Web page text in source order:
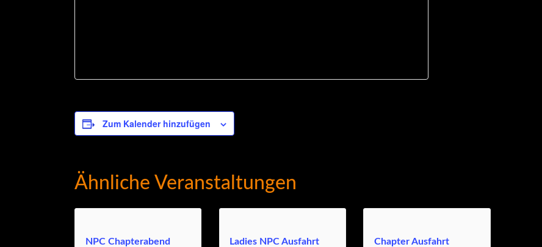
Zum Kalender hinzufügen
Ähnliche Veranstaltungen
NPC Chapterabend
Ladies NPC Ausfahrt Chapter Ausfahrt